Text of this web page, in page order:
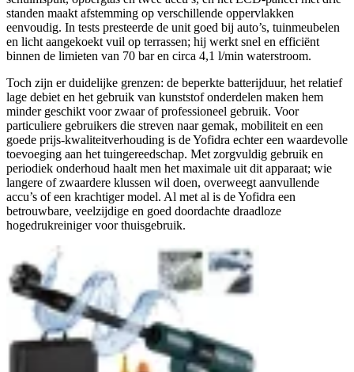
standen maakt afstemming op verschillende oppervlakken
eenvoudig. In tests presteerde de unit goed bij auto’s, tuinmeubelen
en licht aangekoekt vuil op terrassen; hij werkt snel en efficiënt
binnen de limieten van 70 bar en circa 4,1 l/min waterstroom.
Toch zijn er duidelijke grenzen: de beperkte batterijduur, het relatief
lage debiet en het gebruik van kunststof onderdelen maken hem
minder geschikt voor zwaar of professioneel gebruik. Voor
particuliere gebruikers die streven naar gemak, mobiliteit en een
goede prijs-kwaliteitverhouding is de Yofidra echter een waardevolle
toevoeging aan het tuingereedschap. Met zorgvuldig gebruik en
periodiek onderhoud haalt men het maximale uit dit apparaat; wie
langere of zwaardere klussen wil doen, overweegt aanvullende
accu’s of een krachtiger model. Al met al is de Yofidra een
betrouwbare, veelzijdige en goed doordachte draadloze
hogedrukreiniger voor thuisgebruik.